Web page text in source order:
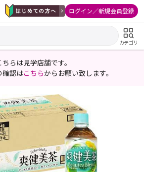
ログイン／新規会員登録
カテゴリ
ちらは見学店舗です。
確認はこちらからお願い致します。